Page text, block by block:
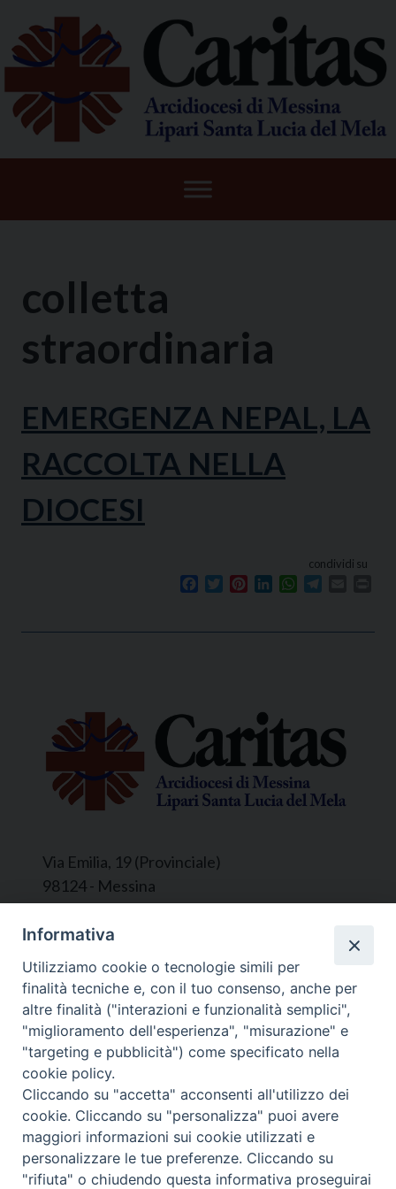
content
colletta
straordinaria
EMERGENZA NEPAL, LA
RACCOLTA NELLA
DIOCESI
condividi su
Facebook
TwitterPinterestLinkedInWhatsApp
Via Emilia, 19 (Provinciale)
98124 - Messina
Segreteria e Amministrazione:
L’Ufficio è aperto tutti i giorni da lunedì a
venerdì, dalle ore 9.30 alle ore 12.30.
Tel. 090.9146045
mail:ufficiocaritas@diocesimessina.it.
Seguici su
© 2022 - 2025 Caritas Arcidiocesi di Messina Lipari
Santa Lucia del Mela - All Rights Reserved | Privacy
Informativa
Utilizziamo cookie o tecnologie simili per
finalità tecniche e, con il tuo consenso, anche per
altre finalità ("interazioni e funzionalità semplici",
"miglioramento dell'esperienza", "misurazione" e
"targeting e pubblicità") come specificato nella
cookie policy.
Cliccando su "accetta" acconsenti all'utilizzo dei
cookie. Cliccando su "personalizza" puoi avere
maggiori informazioni sui cookie utilizzati e
personalizzare le tue preferenze. Cliccando su
"rifiuta" o chiudendo questa informativa proseguirai